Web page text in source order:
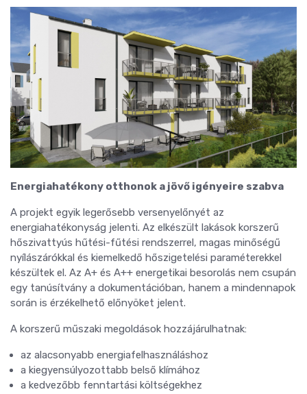
Energiahatékony otthonok a jövő igényeire szabva
A projekt egyik legerősebb versenyelőnyét az
energiahatékonyság jelenti. Az elkészült lakások korszerű
hőszivattyús hűtési-fűtési rendszerrel, magas minőségű
nyílászárókkal és kiemelkedő hőszigetelési paraméterekkel
készültek el. Az A+ és A++ energetikai besorolás nem csupán
egy tanúsítvány a dokumentációban, hanem a mindennapok
során is érzékelhető előnyöket jelent.
A korszerű műszaki megoldások hozzájárulhatnak:
az alacsonyabb energiafelhasználáshoz
a kiegyensúlyozottabb belső klímához
a kedvezőbb fenntartási költségekhez